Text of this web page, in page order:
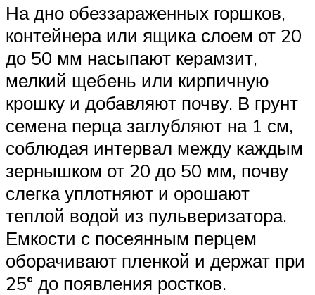
На дно обеззараженных горшков,
контейнера или ящика слоем от 20
до 50 мм насыпают керамзит,
мелкий щебень или кирпичную
крошку и добавляют почву. В грунт
семена перца заглубляют на 1 см,
соблюдая интервал между каждым
зернышком от 20 до 50 мм, почву
слегка уплотняют и орошают
теплой водой из пульверизатора.
Емкости с посеянным перцем
оборачивают пленкой и держат при
25° до появления ростков.